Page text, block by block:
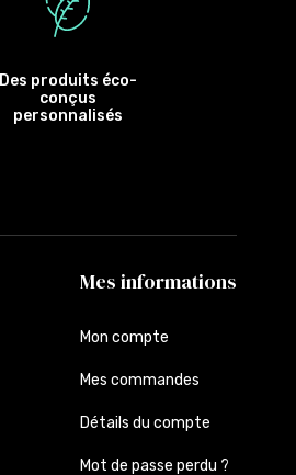
Des produits éco-
conçus
personnalisés
Mes informations
Mon compte
Mes commandes
Détails du compte
Mot de passe perdu ?